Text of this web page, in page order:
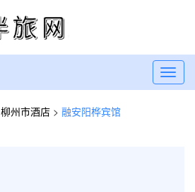
柳州市酒店 > 融安阳桦宾馆